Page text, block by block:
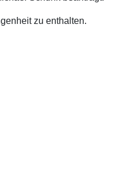
zu enthalten.